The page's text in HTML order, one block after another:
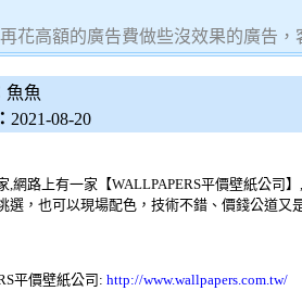
花高額的廣告費做些沒效果的廣告
魚魚
2021-08-20
,網路上有一家【WALLPAPERS平價壁紙公司
選，也可以現場配色，技術不錯、價錢公道又
平價壁紙公司 : http://www.wallpapers.com.tw/